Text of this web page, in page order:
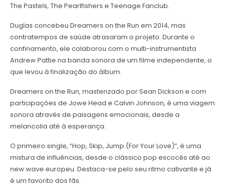
The Pastels, The Pearlfishers e Teenage Fanclub.
Duglas concebeu Dreamers on the Run em 2014, mas
contratempos de saúde atrasaram o projeto. Durante o
confinamento, ele colaborou com o multi-instrumentista
Andrew Pattie na banda sonora de um filme independente, o
que levou à finalização do álbum.
Dreamers on the Run, masterizado por Sean Dickson e com
participações de Jowe Head e Calvin Johnson, é uma viagem
sonora através de paisagens emocionais, desde a
melancolia até à esperança.
O primeiro single, “Hop, Skip, Jump (For Your Love)”, é uma
mistura de influências, desde o clássico pop escocês até ao
new wave europeu. Destaca-se pelo seu ritmo cativante e já
é um favorito dos fãs.